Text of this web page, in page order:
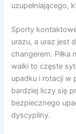
uzupełniającego,
Sporty
urazu, a uraz jest
changerem.
walki to częste
upadku i rotacji w
bardziej liczy się
bezpiecznego
dyscypliny.